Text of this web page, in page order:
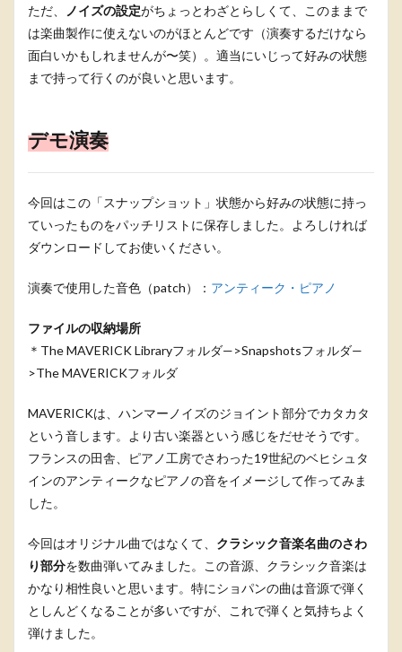
ただ、 ノイズの設定がちょっとわざとらしくて、このままで
は楽曲製作に使えないのがほとんどです（演奏するだけなら
面白いかもしれませんが〜笑）。適当にいじって好みの状態
まで持って行くのが良いと思います。
デモ演奏
今回はこの「スナップショット」状態から好みの状態に持っ
ていったものをパッチリストに保存しました。よろしければ
ダウンロードしてお使いください。
演奏で使用した音色（patch）： アンティーク・ピアノ
ファイルの収納場所
＊The MAVERICK Libraryフォルダ—>Snapshotsフォルダ—
>The MAVERICKフォルダ
MAVERICKは、ハンマーノイズのジョイント部分でカタカタ
という音します。より古い楽器という感じをだせそうです。
フランスの田舎、ピアノ工房でさわった19世紀のベヒシュタ
インのアンティークなピアノの音をイメージして作ってみま
した。
今回はオリジナル曲ではなくて、 クラシック音楽名曲のさわ
り部分を数曲弾いてみました。この音源、クラシック音楽は
かなり相性良いと思います。特にショパンの曲は音源で弾く
としんどくなることが多いですが、これで弾くと気持ちよく
弾けました。